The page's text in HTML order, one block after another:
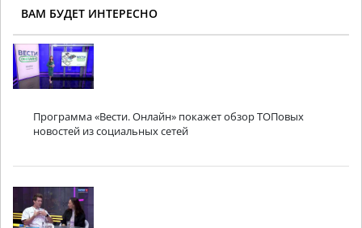
ВАМ БУДЕТ ИНТЕРЕСНО
Программа «Вести. Онлайн» покажет обзор ТОПовых
новостей из социальных сетей